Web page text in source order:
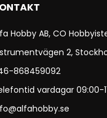
Hobby AB, CO
2,
868459092
vardagar 09:00-